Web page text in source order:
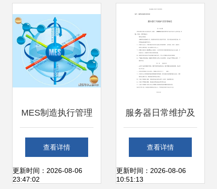
MES制造执行管理
系统如何赋能工厂
提升数字化管理能
查看详情
更新时间：2026-08-06
23:47:02
服务器日常维护及
管理制度 2013年
信息系统运行维护
查看详情
更新时间：2026-08-06
10:51:13